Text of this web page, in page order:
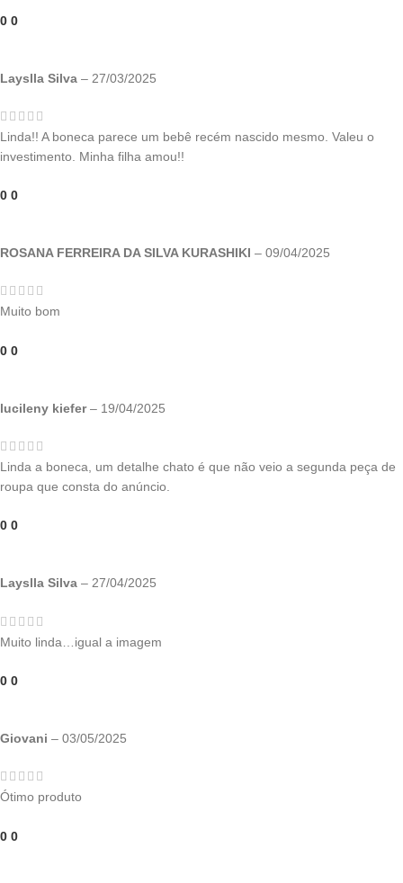
0 0
Layslla Silva – 27/03/2025
Linda!! A boneca parece um bebê recém nascido mesmo. Valeu o
investimento. Minha filha amou!!
0 0
ROSANA FERREIRA DA SILVA KURASHIKI – 09/04/2025
Muito bom
0 0
lucileny kiefer– 19/04/2025
Linda a boneca, um detalhe chato é que não veio a segunda peça de
roupa que consta do anúncio.
0 0
Layslla Silva – 27/04/2025
Muito linda…igual a imagem
0 0
Giovani – 03/05/2025
Ótimo produto
0 0